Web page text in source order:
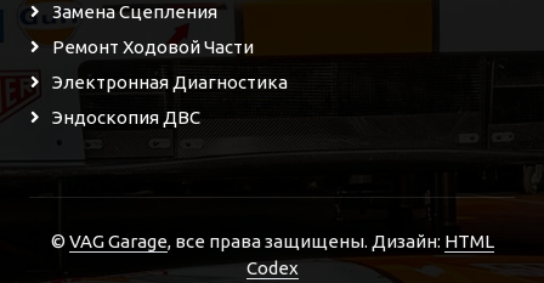
Замена Сцепления
Ремонт Ходовой Части
Электронная Диагностика
Эндоскопия ДВС
© VAG Garage, все права защищены. Дизайн: HTML
Codex